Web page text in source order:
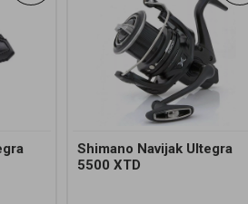
Shimano Navijak Ultegra
5500 XTD